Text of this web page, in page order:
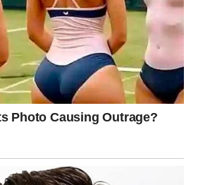
krišku prelijte malo tučenog
čokoladom i malo glazure.